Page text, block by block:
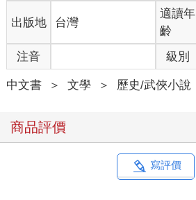
出版地 台灣
適讀年
齡
注音 級別
中文書 ＞ 文學 ＞ 歷史/武俠小說
商品評價
寫評價